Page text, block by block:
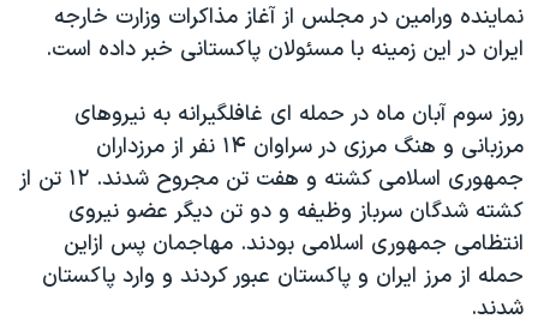
سفر پرزیدنت ترامپ به چین
نماینده ورامین در مجلس از آغاز مذاکرات وزارت خارجه
ایران در این زمینه با مسئولان پاکستانی خبر داده است.
روز سوم آبان ماه در حمله ای غافلگیرانه به نیروهای
مرزبانی و هنگ مرزی در سراوان ۱۴ نفر از مرزداران
جمهوری اسلامی کشته و هفت تن مجروح شدند. ۱۲ تن از
کشته شدگان سرباز وظیفه و دو تن دیگر عضو نیروی
انتظامی جمهوری اسلامی بودند. مهاجمان پس ازاین
حمله از مرز ایران و پاکستان عبور کردند و وارد پاکستان
شدند.